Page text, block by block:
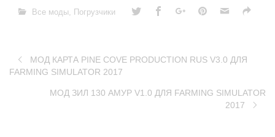
Все моды, Погрузчики
МОД КАРТА PINE COVE PRODUCTION RUS V3.0 ДЛЯ
FARMING SIMULATOR 2017
МОД ЗИЛ 130 АМУР V1.0 ДЛЯ FARMING SIMULATOR
2017